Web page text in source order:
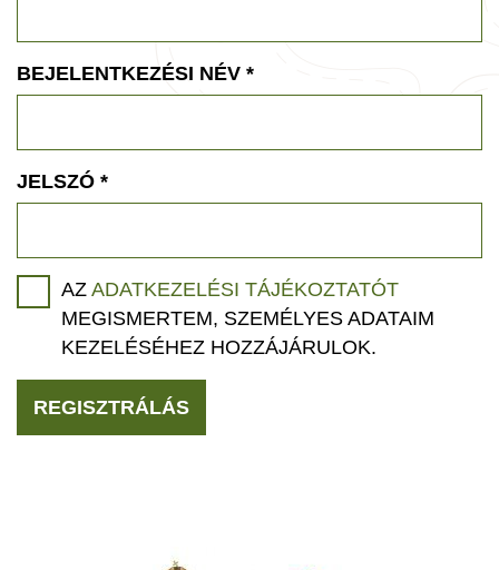
BEJELENTKEZÉSI NÉV *
JELSZÓ *
AZ ADATKEZELÉSI TÁJÉKOZTATÓT
MEGISMERTEM, SZEMÉLYES ADATAIM
KEZELÉSÉHEZ HOZZÁJÁRULOK.
REGISZTRÁLÁS